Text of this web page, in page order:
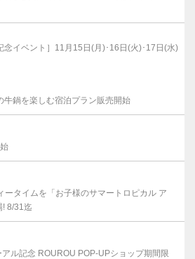
念イベント］11月15日(月)･16日(火)･17日(水)
牛鍋を楽しむ宿泊プラン販売開始
ータイムを「お子様のサマートロピカル ア
! 8/31迄
ル記念 ROUROU POP-UPショップ期間限